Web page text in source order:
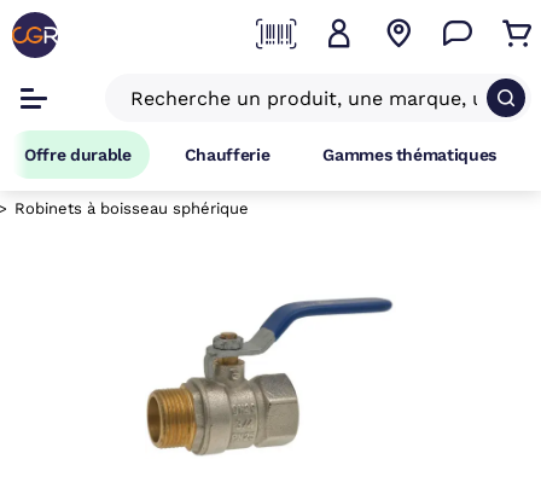
Offre durable Chaufferie Gammes thématiques
Robinets à boisseau sphérique